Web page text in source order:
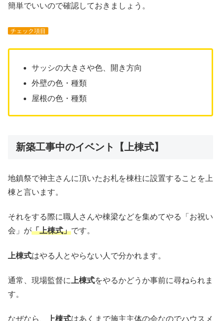
簡単でいいので確認しておきましょう。
チェック項目
サッシの大きさや色、開き方向
外壁の色・種類
屋根の色・種類
新築工事中のイベント【上棟式】
地鎮祭で神主さんに頂いたお札を棟柱に設置することを上
棟と言います。
それをする際に職人さんや棟梁などを集めてやる「お祝い
会」が「上棟式」です。
上棟式はやる人とやらない人で分かれます。
通常、現場監督に 上棟式をやるかどうか事前に尋ねられま
す。
なぜなら、 上棟式はあくまで施主主体の会なのでハウスメ